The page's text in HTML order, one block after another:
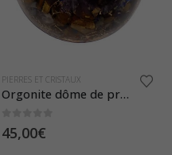
PIERRES ET CRISTAUX
Orgonite dôme de protection
45,00€